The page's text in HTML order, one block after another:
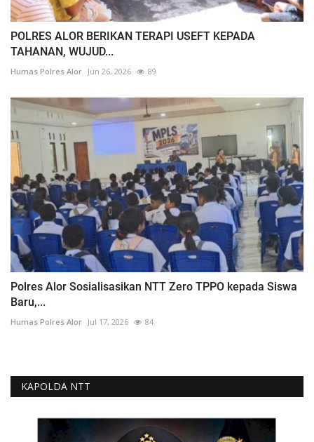
POLRES ALOR BERIKAN TERAPI USEFT KEPADA
TAHANAN, WUJUD...
Humas Polres Alor Jun 26, 2026 89
Polres Alor Sosialisasikan NTT Zero TPPO kepada Siswa
Baru,...
Humas Polres Alor Jul 17, 2026 84
KAPOLDA NTT